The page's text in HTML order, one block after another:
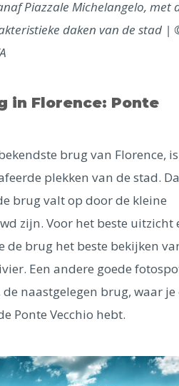
Piazzale Michelangelo, met
daken van de stad |
in Florence: Ponte
brug van Florence,
plekken van de stad.
brug valt op door de kleine
zijn. Voor het beste uitzicht
de brug het beste bekijken
Een andere goede
naastgelegen brug, waar je
Ponte Vecchio hebt.